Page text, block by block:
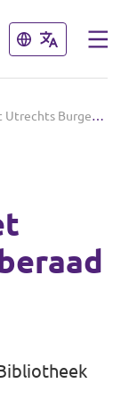
Sluiten
Sluiten
Uitnodiging: De toekomst van het Utrechts Burgerberaad